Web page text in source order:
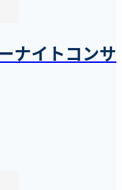
ナイトコンサ